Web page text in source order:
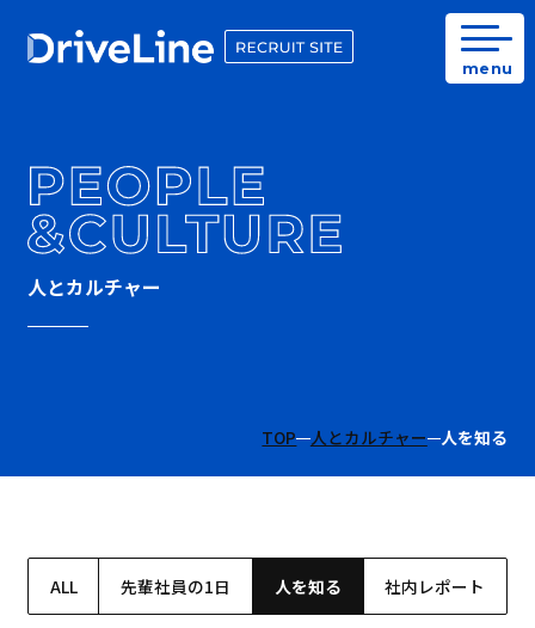
menu
人とカルチャー
TOP 人とカルチャー 人を知る
ALL 先輩社員の1日 人を知る 社内レポート